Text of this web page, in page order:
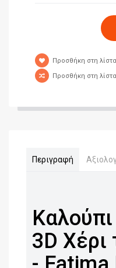
Προσθήκη στη
Προσθήκη στη
Περιγραφή
Καλούπι
3D Χέρι